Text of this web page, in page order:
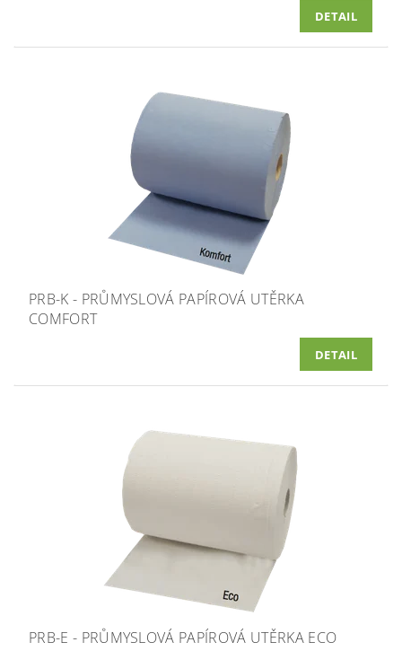
DETAIL
PRB-K - PRŮMYSLOVÁ PAPÍROVÁ UTĚRKA
COMFORT
DETAIL
PRB-E - PRŮMYSLOVÁ PAPÍROVÁ UTĚRKA ECO